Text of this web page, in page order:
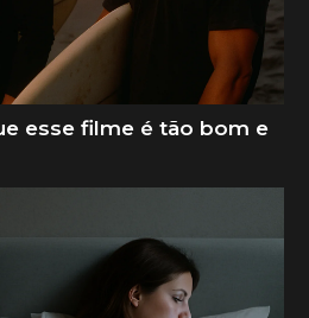
esse filme é tão bom e